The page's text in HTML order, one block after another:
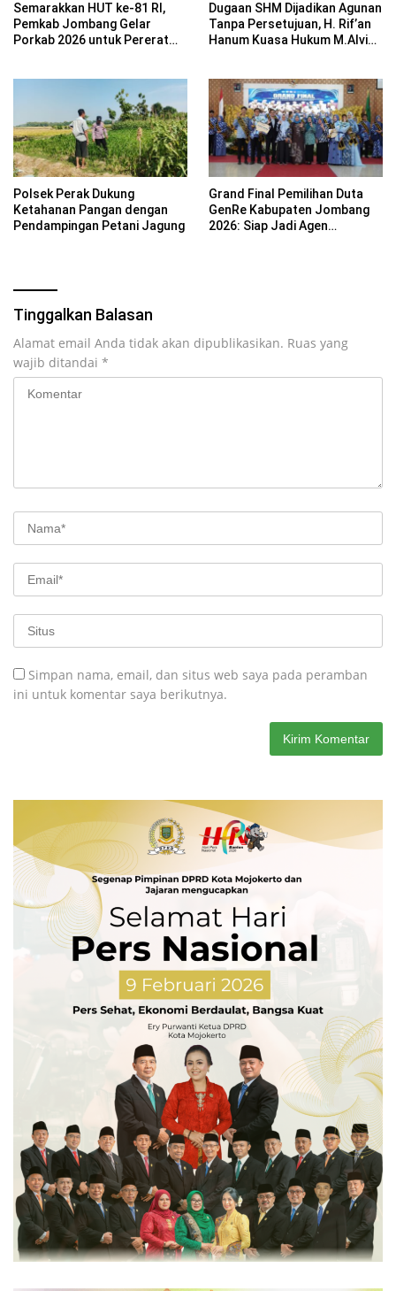
Semarakkan HUT ke-81 RI,
Pemkab Jombang Gelar
Porkab 2026 untuk Pererat
Dugaan SHM Dijadikan Agunan
Tanpa Persetujuan, H. Rif’an
Hanum Kuasa Hukum M.Alvin
Polsek Perak Dukung
Ketahanan Pangan dengan
Pendampingan Petani Jagung
Grand Final Pemilihan Duta
GenRe Kabupaten Jombang
2026: Siap Jadi Agen
Tinggalkan Balasan
Alamat email Anda tidak akan dipublikasikan. Ruas yang
wajib ditandai *
Simpan nama, email, dan situs web saya pada peramban
ini untuk komentar saya berikutnya.